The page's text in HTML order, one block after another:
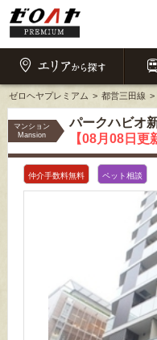
ゼロヘヤプレミアム 都営三田線
マンション
Mansion
パークハビオ
【08月08日更
仲介手数料無料 ペット相談